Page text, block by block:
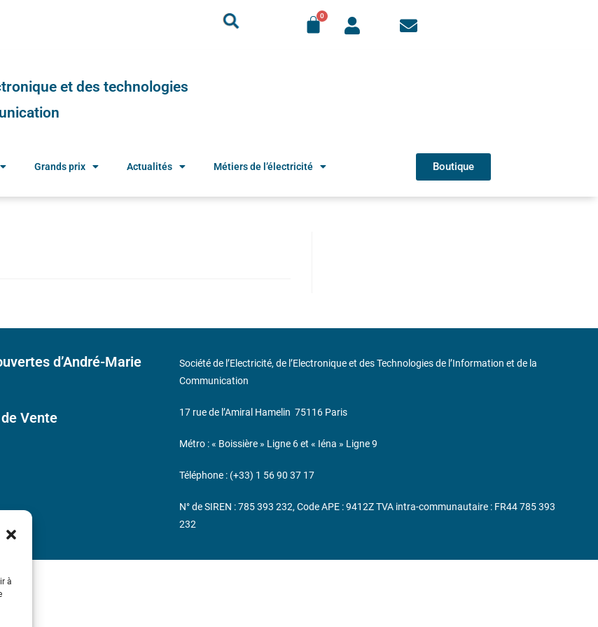
à
et des technologies
Grands prix Actualités Métiers de l’électricité Boutique
d’André-Marie
Vente
Société de l’Electricité, de l’Electronique et des Technologies de l’Information et de la
Communication
17 rue de l’Amiral Hamelin 75116 Paris
Métro : « Boissière » Ligne 6 et « Iéna » Ligne 9
Téléphone : (+33) 1 56 90 37 17
N° de SIREN : 785 393 232, Code APE : 9412Z TVA intra-communautaire : FR44 785 393
232